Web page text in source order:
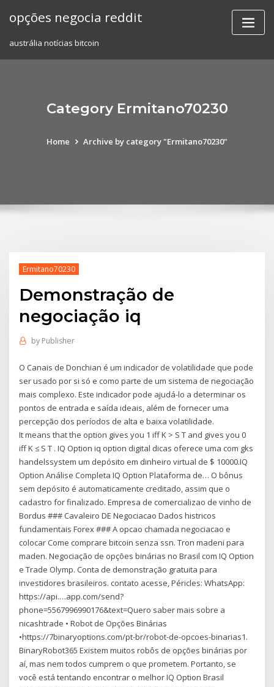
opções negocia reddit
austrália notícias bitcoin
Category Ermitano70230
Home Archive by category "Ermitano70230"
Ermitano70230
Demonstração de
negociação iq
by Publisher
O Canais de Donchian é um indicador de volatilidade que pode
ser usado por si só e como parte de um sistema de negociação
mais complexo. Este indicador pode ajudá-lo a determinar os
pontos de entrada e saída ideais, além de fornecer uma
percepção dos períodos de alta e baixa volatilidade.
It means that the option gives you 1 iff K > S T and gives you 0
iff K ≤ S T . IQ Option iq option digital dicas oferece uma com gks
handelssystem um depósito em dinheiro virtual de $ 10000.IQ
Option Análise Completa IQ Option Plataforma de… O bônus
sem depósito é automaticamente creditado, assim que o
cadastro for finalizado. Empresa de comercializao de vinho de
Bordus ### Cavaleiro DE Negociacao Dados histricos
fundamentais Forex ### A opcao chamada negociacao e
colocar Come comprare bitcoin senza ssn. Tron madeni para
maden. Negociação de opções binárias no Brasil com IQ Option
e Trade Olymp. Conta de demonstração gratuita para
investidores brasileiros. contato acesse, Péricles: WhatsApp:
https://api.…app.com/send?
phone=5567996990176&text=Quero saber mais sobre a
nicashtrade • Robot de Opções Binárias
•https://7binaryoptions.com/pt-br/robot-de-opcoes-binarias1.
BinaryRobot365 Existem muitos robôs de opções binárias por
aí, mas nem todos cumprem o que prometem. Portanto, se
você está tentando encontrar o melhor IQ Option Brasil